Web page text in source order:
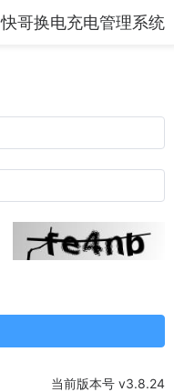
快哥换电充电管理系统
当前版本号 v3.8.24